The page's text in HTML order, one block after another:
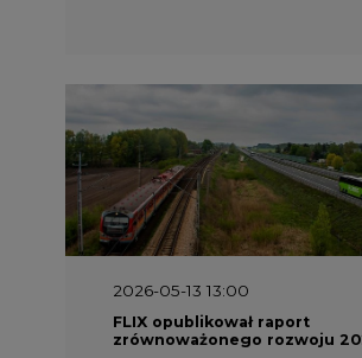
2026-05-13 13:00
FLIX opublikował raport
zrównoważonego rozwoju